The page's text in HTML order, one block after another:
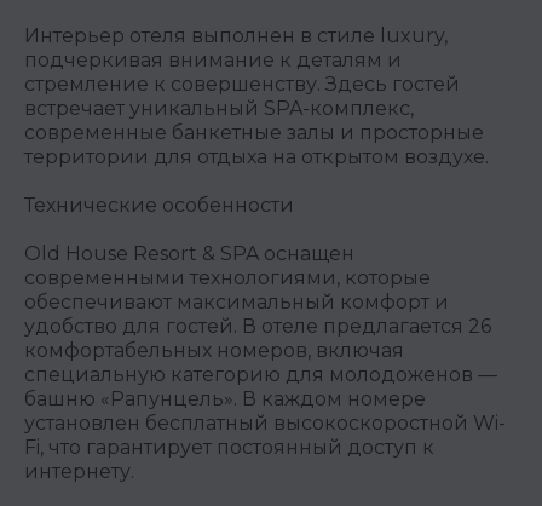
Интерьер отеля выполнен в стиле luxury,
подчеркивая внимание к деталям и
стремление к совершенству. Здесь гостей
встречает уникальный SPA-комплекс,
современные банкетные залы и просторные
территории для отдыха на открытом воздухе.
Технические особенности
Old House Resort & SPA оснащен
современными технологиями, которые
обеспечивают максимальный комфорт и
удобство для гостей. В отеле предлагается 26
комфортабельных номеров, включая
специальную категорию для молодоженов —
башню «Рапунцель». В каждом номере
установлен бесплатный высокоскоростной Wi-
Fi, что гарантирует постоянный доступ к
интернету.